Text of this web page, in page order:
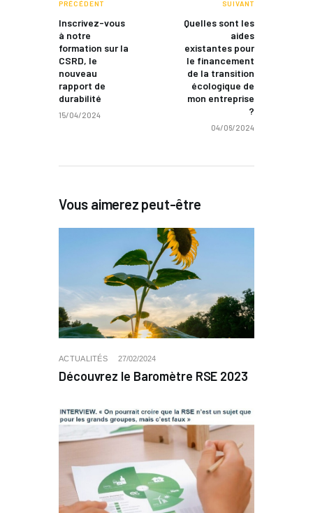
PRÉCÉDENT
Inscrivez-vous
à notre
formation sur la
CSRD, le
nouveau
rapport de
durabilité
15/04/2024
SUIVANT
Quelles sont les
aides
existantes pour
le financement
de la transition
écologique de
mon entreprise
?
04/06/2024
Vous aimerez peut-être
ACTUALITÉS 27/02/2024
Découvrez le Baromètre RSE 2023